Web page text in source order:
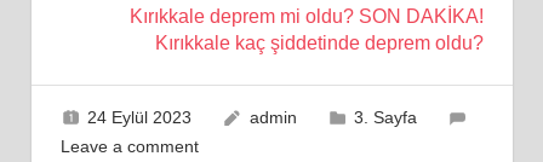
Kırıkkale deprem mi oldu? SON DAKİKA!
Kırıkkale kaç şiddetinde deprem oldu?
24 Eylül 2023 admin
3. Sayfa
Leave a comment